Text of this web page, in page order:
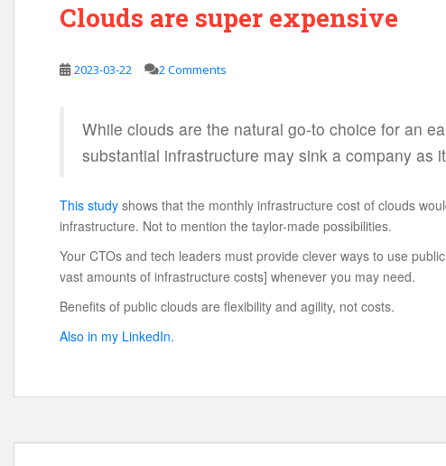
Clouds are super expensive
2023-03-22 2 Comments
While clouds are the natural go-to choice for an
substantial infrastructure may sink a company as
This study shows that the monthly infrastructure cost of clouds
infrastructure. Not to mention the taylor-made possibilities.
Your CTOs and tech leaders must provide clever ways to use
vast amounts of infrastructure costs] whenever you may need.
Benefits of public clouds are flexibility and agility, not costs.
Also in my LinkedIn.